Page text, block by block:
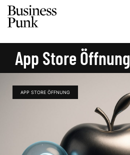
App Store Öffnung
APP STORE ÖFFNUNG